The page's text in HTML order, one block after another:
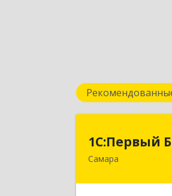
1С:Первый
Самара443013,